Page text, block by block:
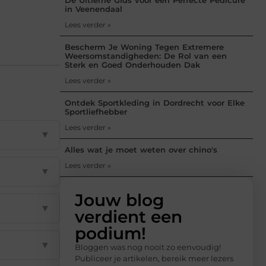
▼
▼
▼
▼
in Veenendaal
Lees verder »
Bescherm Je Woning Tegen Extremere
Weersomstandigheden: De Rol van een
Sterk en Goed Onderhouden Dak
Lees verder »
Ontdek Sportkleding in Dordrecht voor Elke
Sportliefhebber
Lees verder »
Alles wat je moet weten over chino's
Lees verder »
Jouw blog
verdient een
podium!
Bloggen was nog nooit zo eenvoudig!
Publiceer je artikelen, bereik meer lezers